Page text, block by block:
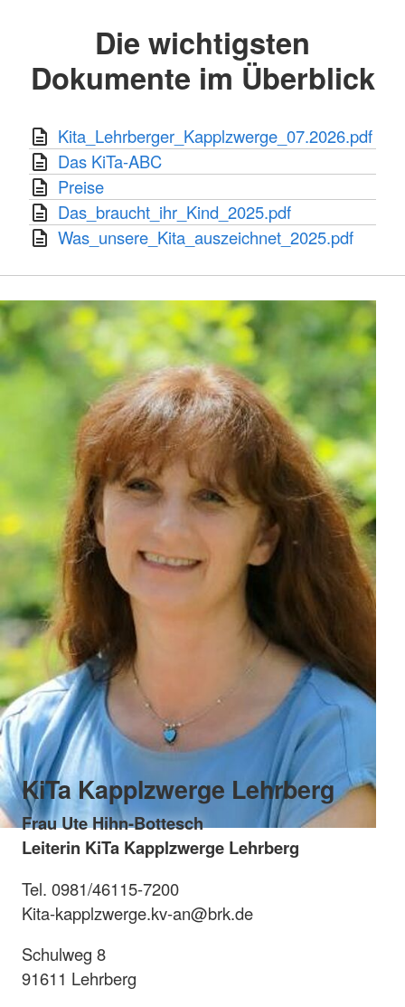
Die wichtigsten
Dokumente im Überblick
Kita_Lehrberger_Kapplzwerge_07.2026.pdf
Das KiTa-ABC
Preise
Das_braucht_ihr_Kind_2025.pdf
Was_unsere_Kita_auszeichnet_2025.pdf
KiTa Kapplzwerge Lehrberg
Frau Ute Hihn-Bottesch
Leiterin KiTa Kapplzwerge Lehrberg
Tel. 0981/46115-7200
Kita-kapplzwerge.kv-an@brk.de
Schulweg 8
91611 Lehrberg